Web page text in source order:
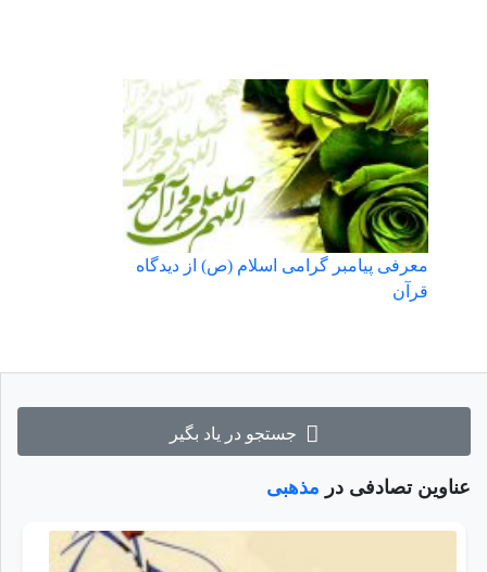
جستجو در یاد بگیر
عناوین تصادفی در مذهبی
معرفی پیامبر گرامی اسلام (ص) از دیدگاه
قرآن